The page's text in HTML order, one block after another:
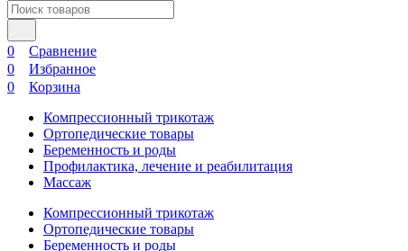
0
Сравнение
0
Избранное
0
Корзина
Компрессионный трикотаж
Ортопедические товары
Беременность и роды
Профилактика, лечение и реабилитация
Массаж
Компрессионный трикотаж
Ортопедические товары
Беременность и роды